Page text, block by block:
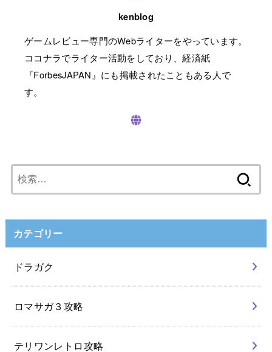
kenblog
ゲームレビュー専門のWebライターをやっています。
ココナラでライター活動をしており、経済紙
『ForbesJAPAN』にも掲載されたこともある人で
す。
索:
カテゴリー
ドラガク
ロマサガ３攻略
テリワンレトロ攻略